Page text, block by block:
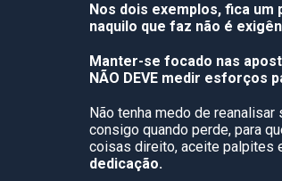
Nos dois exemplos, fica
naquilo que faz não é
Manter-se focado nas
NÃO DEVE medir esforços
Não tenha medo de
consigo quando perde, para
coisas direito, aceite palpites
dedicação.